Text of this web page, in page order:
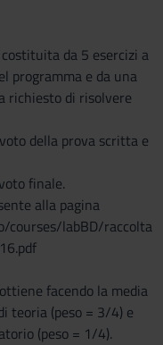
da 5 esercizi a
programma e da una
richiesto di risolvere
della prova scritta e
finale.
alla pagina
courses/labBD/raccolta
facendo la media
teoria (peso = 3/4) e
(peso = 1/4).